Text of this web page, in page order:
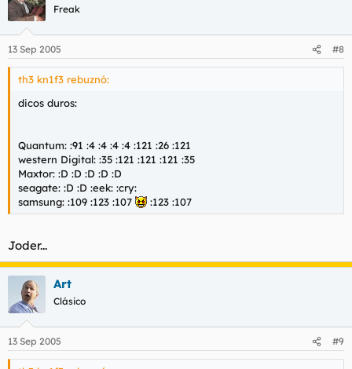
Freak
13 Sep 2005 #8
th3 kn1f3 rebuznó:
dicos duros:
Quantum: :91 :4 :4 :4 :4 :121 :26 :121
western Digital: :35 :121 :121 :121 :35
Maxtor: :D :D :D :D :D
seagate: :D :D :eek: :cry:
samsung: :109 :123 :107
:123 :107
Joder...
Art
Clásico
13 Sep 2005 #9